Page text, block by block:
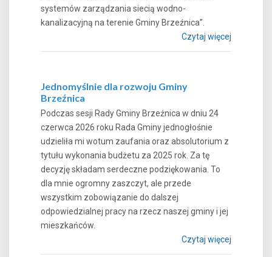
systemów zarządzania siecią wodno-
kanalizacyjną na terenie Gminy Brzeźnica”.
Czytaj więcej
Jednomyślnie dla rozwoju Gminy
Brzeźnica
Podczas sesji Rady Gminy Brzeźnica w dniu 24
czerwca 2026 roku Rada Gminy jednogłośnie
udzieliła mi wotum zaufania oraz absolutorium z
tytułu wykonania budżetu za 2025 rok. Za tę
decyzję składam serdeczne podziękowania. To
dla mnie ogromny zaszczyt, ale przede
wszystkim zobowiązanie do dalszej
odpowiedzialnej pracy na rzecz naszej gminy i jej
mieszkańców.
Czytaj więcej